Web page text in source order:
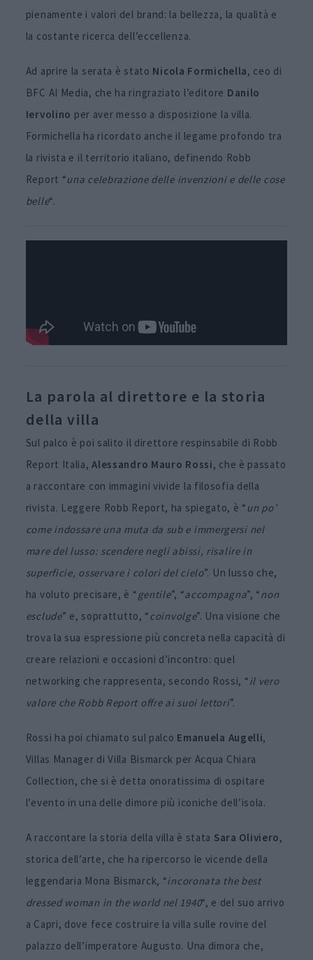
pienamente i valori del brand: la bellezza, la qualità e
la costante ricerca dell’eccellenza.
Ad aprire la serata è stato Nicola Formichella, ceo di
BFC AI Media, che ha ringraziato l’editore Danilo
Iervolino per aver messo a disposizione la villa.
Formichella ha ricordato anche il legame profondo tra
la rivista e il territorio italiano, definendo Robb
Report “una celebrazione delle invenzioni e delle cose
belle“.
La parola al direttore e la storia
della villa
Sul palco è poi salito il direttore respinsabile di Robb
Report Italia,Alessandro Mauro Rossi, che è passato
a raccontare con immagini vivide la filosofia della
rivista. Leggere Robb Report, ha spiegato, è “ un po’
come indossare una muta da sub e immergersi nel
mare del lusso: scendere negli abissi, risalire in
superficie, osservare i colori del cielo”. Un lusso che,
ha voluto precisare, è “gentile”, “accompagna”, “non
esclude” e, soprattutto, “coinvolge”. Una visione che
trova la sua espressione più concreta nella capacità di
creare relazioni e occasioni d’incontro: quel
networking che rappresenta, secondo Rossi, “il vero
valore che Robb Report offre ai suoi lettori”.
Rossi ha poi chiamato sul palco Emanuela Augelli,
Villas Manager di Villa Bismarck per Acqua Chiara
Collection, che si è detta onoratissima di ospitare
l’evento in una delle dimore più iconiche dell’isola.
A raccontare la storia della villa è stata Sara Oliviero,
storica dell’arte, che ha ripercorso le vicende della
leggendaria Mona Bismarck, “incoronata the best
dressed woman in the world nel 1940“, e del suo arrivo
a Capri, dove fece costruire la villa sulle rovine del
palazzo dell’imperatore Augusto. Una dimora che,